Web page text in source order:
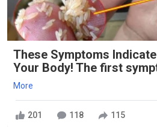
These Symptoms
Your Body! The first
More
201 118 115